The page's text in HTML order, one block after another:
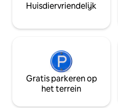
Huisdiervriendelijk
Gratis parkeren op
het terrein